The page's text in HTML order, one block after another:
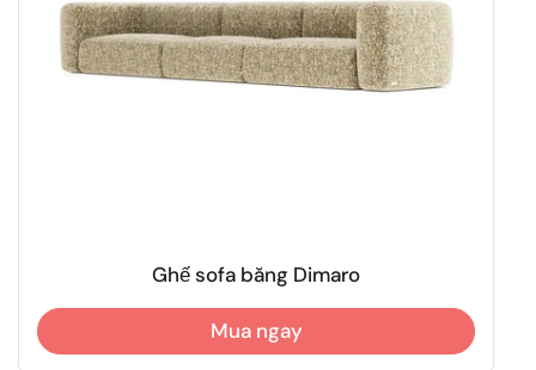
Ghế sofa băng Dimaro
Mua ngay